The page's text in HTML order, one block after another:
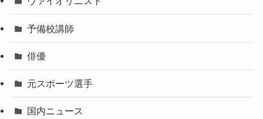
予備校講師
俳優
元スポーツ選手
国内ニュース